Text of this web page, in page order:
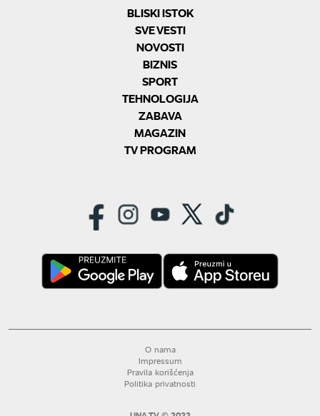
BLISKI ISTOK
SVE VESTI
NOVOSTI
BIZNIS
SPORT
TEHNOLOGIJA
ZABAVA
MAGAZIN
TV PROGRAM
O nama
Impressum
Pravila korišćenja
Politika privatnosti